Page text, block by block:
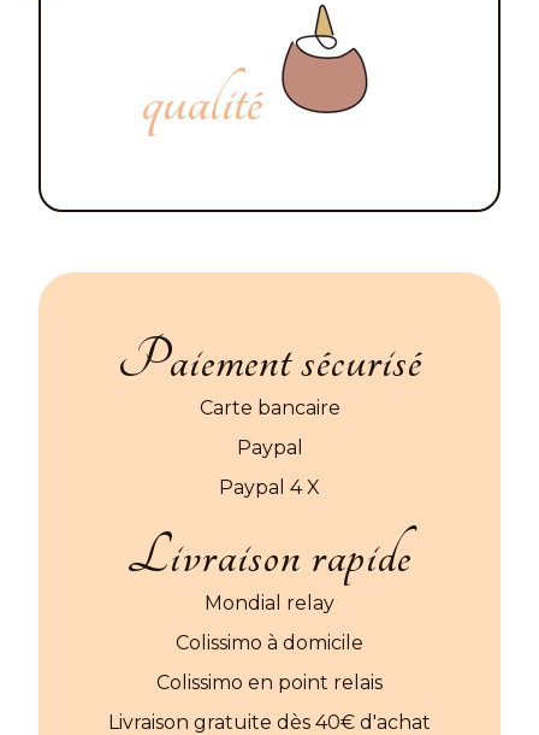
qualité
Paiement sécurisé
Carte bancaire
Paypal
Paypal 4 X
Livraison rapide
Mondial relay
Colissimo à domicile
Colissimo en point relais
Livraison gratuite dès 40€ d'achat